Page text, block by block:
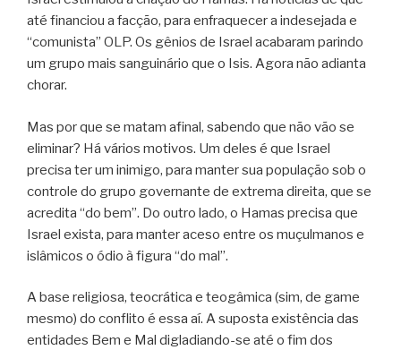
até financiou a facção, para enfraquecer a indesejada e
“comunista” OLP. Os gênios de Israel acabaram parindo
um grupo mais sanguinário que o Isis. Agora não adianta
chorar.
Mas por que se matam afinal, sabendo que não vão se
eliminar? Há vários motivos. Um deles é que Israel
precisa ter um inimigo, para manter sua população sob o
controle do grupo governante de extrema direita, que se
acredita “do bem”. Do outro lado, o Hamas precisa que
Israel exista, para manter aceso entre os muçulmanos e
islâmicos o ódio à figura “do mal”.
A base religiosa, teocrática e teogâmica (sim, de game
mesmo) do conflito é essa aí. A suposta existência das
entidades Bem e Mal digladiando-se até o fim dos